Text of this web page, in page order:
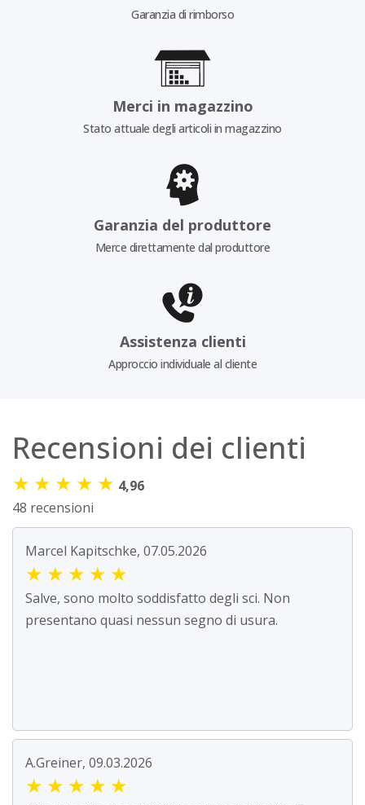
Garanzia di rimborso
Merci in magazzino
Stato attuale degli articoli in magazzino
Garanzia del produttore
Merce direttamente dal produttore
Assistenza clienti
Approccio individuale al cliente
Recensioni dei clienti
★ ★ ★ ★ ★ 4,96
48 recensioni
Marcel Kapitschke, 07.05.2026
★ ★ ★ ★ ★
Salve, sono molto soddisfatto degli sci. Non
presentano quasi nessun segno di usura.
A.Greiner, 09.03.2026
★ ★ ★ ★ ★